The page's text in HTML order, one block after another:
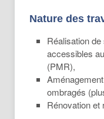
Nature des
Réalisation
accessibles
(PMR),
ombragés
Rénovation et